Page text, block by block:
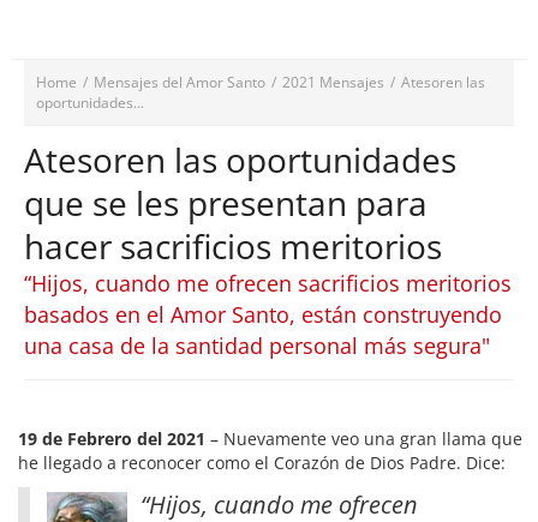
Home / Mensajes del Amor Santo / 2021 Mensajes / Atesoren las
oportunidades...
Atesoren las oportunidades
que se les presentan para
hacer sacrificios meritorios
“Hijos, cuando me ofrecen sacrificios meritorios
basados en el Amor Santo, están construyendo
una casa de la santidad personal más segura"
19 de Febrero del 2021 – Nuevamente veo una gran llama que
he llegado a reconocer como el Corazón de Dios Padre. Dice:
“Hijos, cuando me ofrecen